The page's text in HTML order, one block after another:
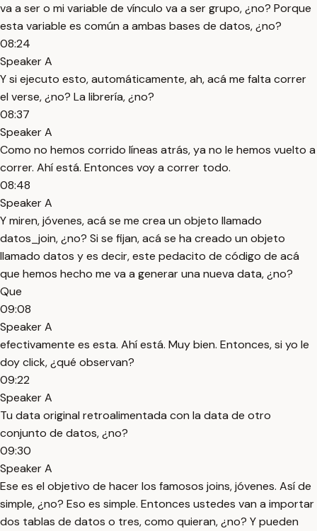
va a ser o mi variable de vínculo va a ser grupo, ¿no? Porque
esta variable es común a ambas bases de datos, ¿no?
08:24
Speaker A
Y si ejecuto esto, automáticamente, ah, acá me falta correr
el verse, ¿no? La librería, ¿no?
08:37
Speaker A
Como no hemos corrido líneas atrás, ya no le hemos vuelto a
correr. Ahí está. Entonces voy a correr todo.
08:48
Speaker A
Y miren, jóvenes, acá se me crea un objeto llamado
datos_join, ¿no? Si se fijan, acá se ha creado un objeto
llamado datos y es decir, este pedacito de código de acá
que hemos hecho me va a generar una nueva data, ¿no?
Que
09:08
Speaker A
efectivamente es esta. Ahí está. Muy bien. Entonces, si yo le
doy click, ¿qué observan?
09:22
Speaker A
Tu data original retroalimentada con la data de otro
conjunto de datos, ¿no?
09:30
Speaker A
Ese es el objetivo de hacer los famosos joins, jóvenes. Así de
simple, ¿no? Eso es simple. Entonces ustedes van a importar
dos tablas de datos o tres, como quieran, ¿no? Y pueden